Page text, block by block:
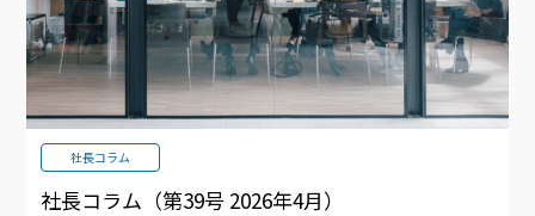
社長コラム
社長コラム（第39号 2026年4月）